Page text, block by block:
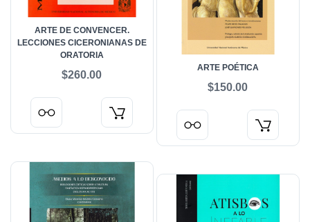
ARTE DE CONVENCER.
LECCIONES CICERONIANAS DE
ORATORIA
$260.00
ARTE POÉTICA
$150.00